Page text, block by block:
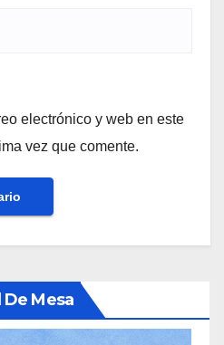
electrónico y web en este
vez que comente.
De Mesa